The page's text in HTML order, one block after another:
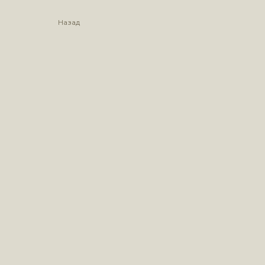
Назад